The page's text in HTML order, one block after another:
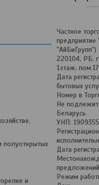
полуоткрытых
и
Частное
предприятие
"АйБиГрупп")
220104, РБ,
1этаж, пом.17
Дата
бытовых
Номер в
Не подлежит
Беларусь
УНП:
Дата
Режим